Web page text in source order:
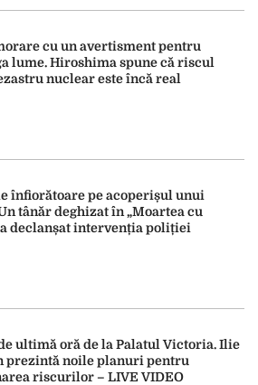
cu un avertisment pentru
lume. Hiroshima spune că riscul
nuclear este încă real
înfiorătoare pe acoperișul unui
tânăr deghizat în „Moartea cu
a declanșat intervenția poliției
ultimă oră de la Palatul Victoria. Ilie
prezintă noile planuri pentru
riscurilor – LIVE VIDEO